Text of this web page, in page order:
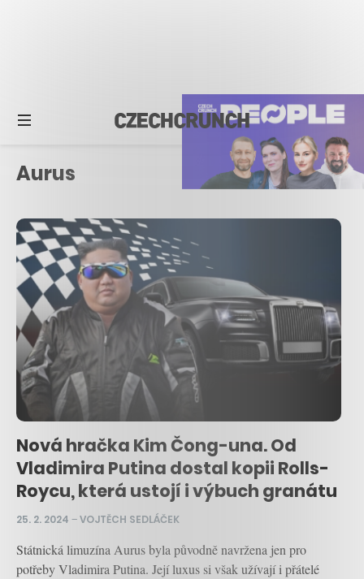
Aurus
Nová hračka Kim Čong-una. Od
Vladimira Putina dostal kopii Rolls-
Roycu, která ustojí i výbuch granátu
25. 2. 2024 –VOJTĚCH SEDLÁČEK
Státnická limuzína Aurus byla původně navržena jen pro
potřeby Vladimira Putina. Její luxus si však užívají i přátelé